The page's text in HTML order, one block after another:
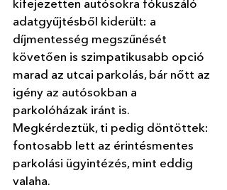
kifejezetten autósokra fókuszáló
adatgyűjtésből kiderült: a
díjmentesség megszűnését
követően is szimpatikusabb opció
marad az utcai parkolás, bár nőtt az
igény az autósokban a
parkolóházak iránt is.
Megkérdeztük, ti pedig döntöttek:
fontosabb lett az érintésmentes
parkolási ügyintézés, mint eddig
valaha.